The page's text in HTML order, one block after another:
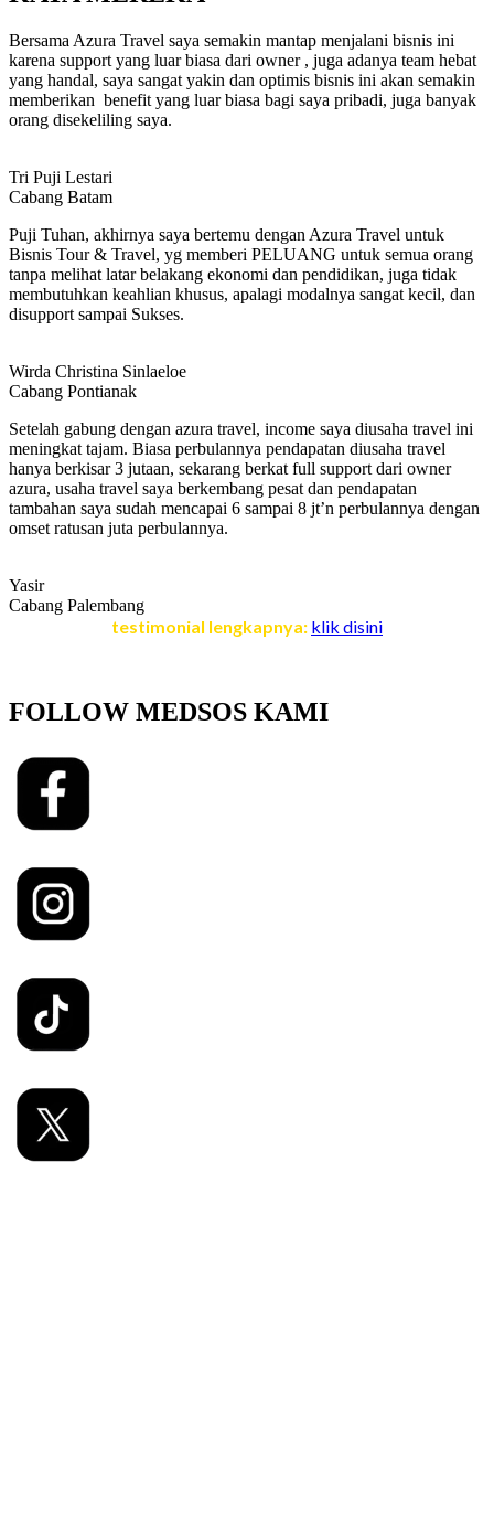
Bersama Azura Travel saya semakin mantap menjalani bisnis ini
karena support yang luar biasa dari owner , juga adanya team hebat
yang handal, saya sangat yakin dan optimis bisnis ini akan semakin
memberikan benefit yang luar biasa bagi saya pribadi, juga banyak
orang disekeliling saya.
Tri Puji Lestari
Cabang Batam
Puji Tuhan, akhirnya saya bertemu dengan Azura Travel untuk
Bisnis Tour & Travel, yg memberi PELUANG untuk semua orang
tanpa melihat latar belakang ekonomi dan pendidikan, juga tidak
membutuhkan keahlian khusus, apalagi modalnya sangat kecil, dan
disupport sampai Sukses.
Wirda Christina Sinlaeloe
Cabang Pontianak
Setelah gabung dengan azura travel, income saya diusaha travel ini
meningkat tajam. Biasa perbulannya pendapatan diusaha travel
hanya berkisar 3 jutaan, sekarang berkat full support dari owner
azura, usaha travel saya berkembang pesat dan pendapatan
tambahan saya sudah mencapai 6 sampai 8 jt’n perbulannya dengan
omset ratusan juta perbulannya.
Yasir
Cabang Palembang
testimonial lengkapnya: klik disini
FOLLOW MEDSOS KAMI